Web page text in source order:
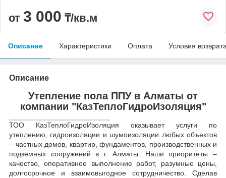
от 3 000 ₸/кв.м
Описание Характеристики Оплата Условия
Описание
Утепление пола ППУ в Алматы от
компании "КазТеплоГидроИзоляция"
ТОО КазТеплоГидроИзоляция оказывает услуги по
утеплению, гидроизоляции и шумоизоляции любых объектов
– частных домов, квартир, фундаментов, производственных и
подземных сооружений в г. Алматы. Наши приоритеты –
качество, оперативное выполнение работ, разумные цены,
долгосрочное и взаимовыгодное сотрудничество. Сделав